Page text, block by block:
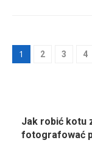
1 2 3 4
Jak robić kotu
fotografować